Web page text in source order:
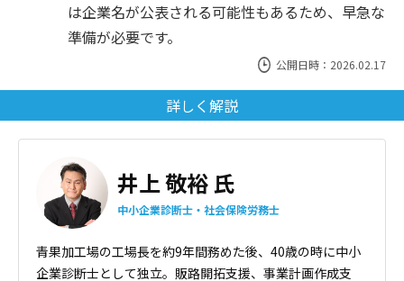
は企業名が公表される可能性もあるため、早急な
準備が必要です。
公開日時：2026.02.17
詳しく解説
井上 敬裕 氏
中小企業診断士・社会保険労務士
青果加工場の工場長を約9年間務めた後、40歳の時に中小
企業診断士として独立。販路開拓支援、事業計画作成支